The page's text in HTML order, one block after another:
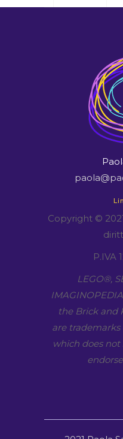
Copyright ©
P.IVA
LEGO​®,
the Brick and
are trademarks
which does not